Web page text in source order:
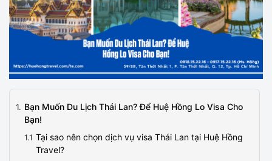
Bạn Muốn Du Lịch Thái Lan? Để Huệ Hồng Lo Visa Cho
Bạn!
Tại sao nên chọn dịch vụ visa Thái Lan tại Huệ Hồng
Travel?